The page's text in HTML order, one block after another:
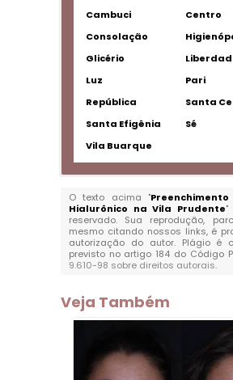
Cambuci
Centro
Consolação
Glicério
Luz
Pari
República
Santa
Santa Efigênia
Sé
Vila Buarque
O texto acima "
Hialurônico na Vila Prudente"
reservado. Sua reprodução,
mesmo citando nossos links, é
autorização do autor. Plágio é
previsto no artigo 184 do Código
9.610-98 sobre direitos autorais.
Veja Também